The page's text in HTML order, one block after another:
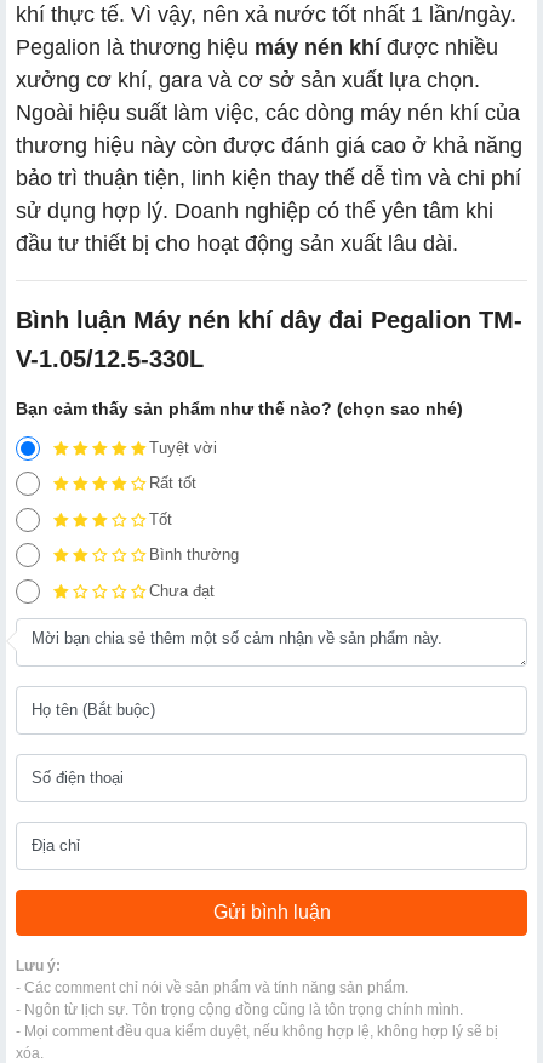
khí thực tế. Vì vậy, nên xả nước tốt nhất 1 lần/ngày.
Pegalion là thương hiệu máy nén khíđược nhiều
xưởng cơ khí, gara và cơ sở sản xuất lựa chọn.
Ngoài hiệu suất làm việc, các dòng máy nén khí của
thương hiệu này còn được đánh giá cao ở khả năng
bảo trì thuận tiện, linh kiện thay thế dễ tìm và chi phí
sử dụng hợp lý. Doanh nghiệp có thể yên tâm khi
đầu tư thiết bị cho hoạt động sản xuất lâu dài.
Bình luận Máy nén khí dây đai Pegalion TM-
V-1.05/12.5-330L
Bạn cảm thấy sản phẩm như thế nào? (chọn sao nhé)
Tuyệt vời
Rất tốt
Tốt
Bình thường
Chưa đạt
Lưu ý:
- Các comment chỉ nói về sản phẩm và tính năng sản phẩm.
- Ngôn từ lịch sự. Tôn trọng cộng đồng cũng là tôn trọng chính mình.
- Mọi comment đều qua kiểm duyệt, nếu không hợp lệ, không hợp lý sẽ bị
xóa.